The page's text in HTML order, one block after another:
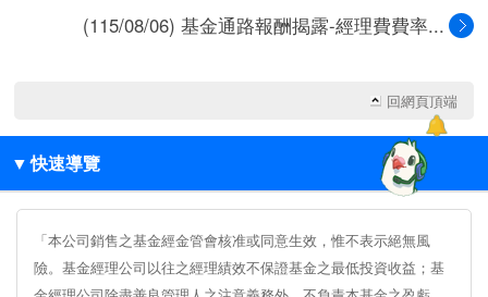
(115/08/06) 基金通路報酬揭露-經理費費率...
回網頁頂端
▼ 快速導覽
「本公司銷售之基金經金管會核准或同意生效，惟不表示絕無風
險。基金經理公司以往之經理績效不保證基金之最低投資收益；基